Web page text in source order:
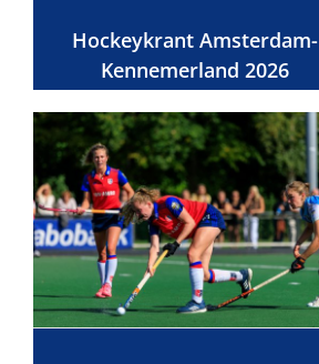
Hockeykrant Amsterdam-
Kennemerland 2026